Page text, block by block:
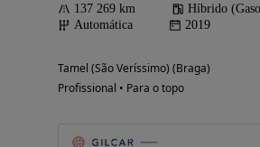
137 269 km
Híbrido
Automática
2019
Tamel (São Veríssimo) (Braga)
Profissional • Para o topo